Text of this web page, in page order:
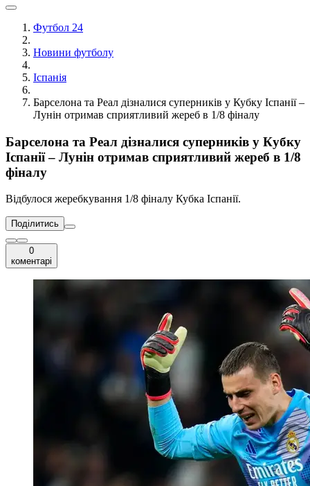
Футбол 24
Новини футболу
Іспанія
Барселона та Реал дізналися суперників у Кубку Іспанії –
Лунін отримав сприятливий жереб в 1/8 фіналу
Барселона та Реал дізналися суперників у Кубку
Іспанії – Лунін отримав сприятливий жереб в 1/8
фіналу
Відбулося жеребкування 1/8 фіналу Кубка Іспанії.
Поділитись
0
коментарі